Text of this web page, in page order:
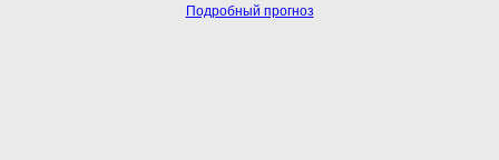
Подробный прогноз